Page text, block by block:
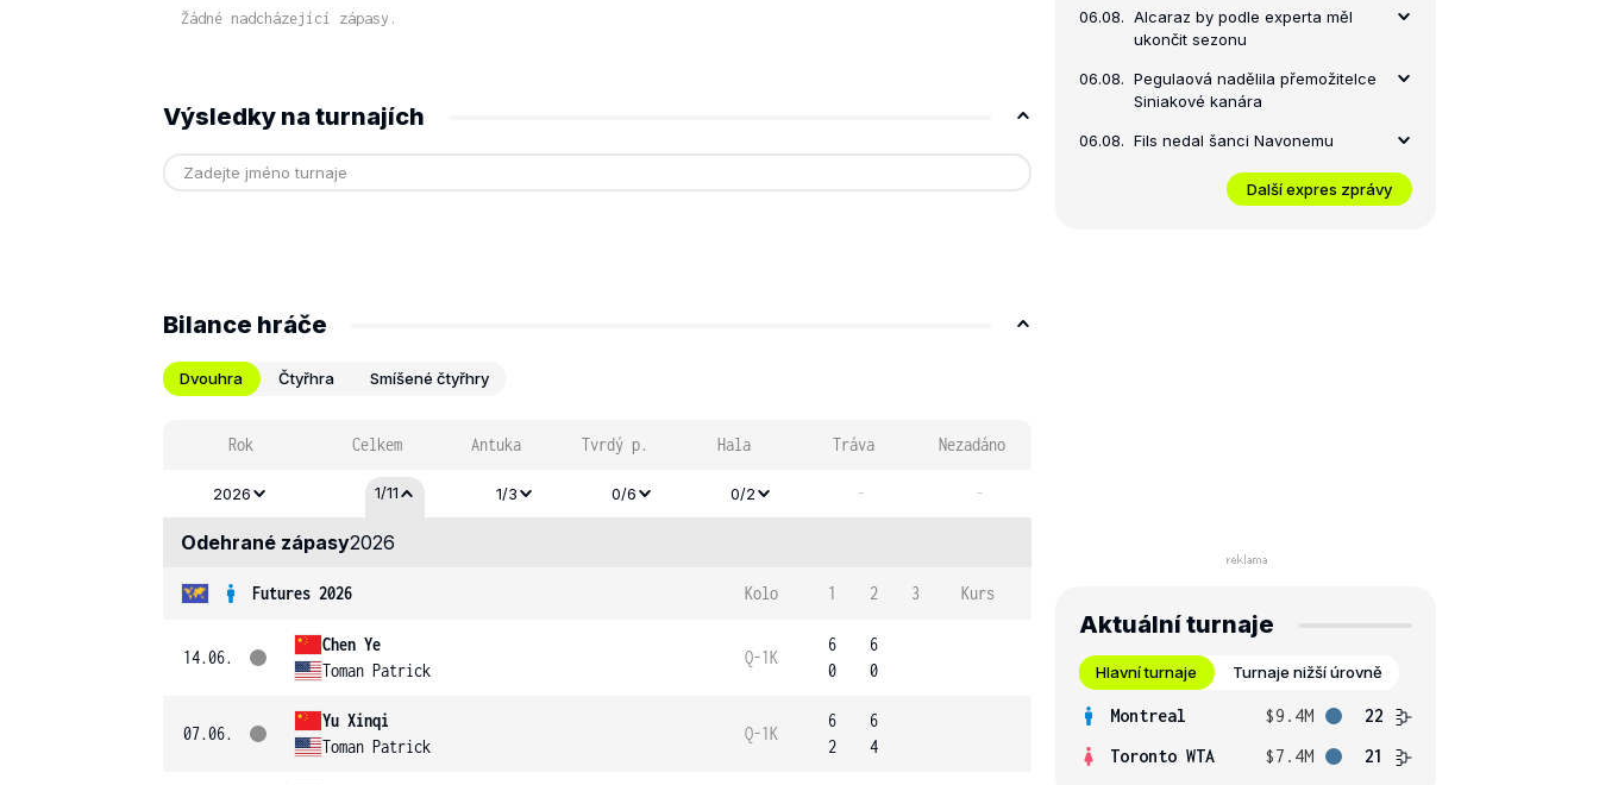
Žádné nadcházející zápasy.
Výsledky na turnajích
Bilance hráče
Dvouhra Čtyřhra Smíšené čtyřhry
Rok Celkem Antuka Tvrdý p. Hala Tráva Nezadáno
2026 1/11 1/3 0/6 0/2 - -
Odehrané zápasy2026
Futures 2026 Kolo 1 2 3 Kurs
14.06.
Chen Ye
Toman Patrick
Q-1K
6
0
6
0
07.06.
Yu Xinqi
Toman Patrick
Q-1K
6
2
6
4
06.08. Alcaraz by podle experta měl
ukončit sezonu
06.08. Pegulaová nadělila přemožitelce
Siniakové kanára
06.08. Fils nedal šanci Navonemu
Další expres zprávy
Aktuální turnaje
Hlavní turnaje Turnaje nižší úrovně
Montreal $9.4M
22
Toronto WTA
$7.4M 21